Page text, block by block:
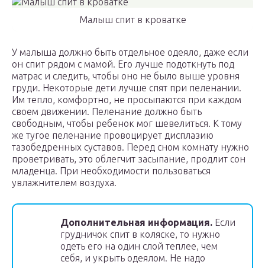
Малыш спит в кроватке
У малыша должно быть отдельное одеяло, даже если
он спит рядом с мамой. Его лучше подоткнуть под
матрас и следить, чтобы оно не было выше уровня
груди. Некоторые дети лучше спят при пеленании.
Им тепло, комфортно, не просыпаются при каждом
своем движении. Пеленание должно быть
свободным, чтобы ребенок мог шевелиться. К тому
же тугое пеленание провоцирует дисплазию
тазобедренных суставов. Перед сном комнату нужно
проветривать, это облегчит засыпание, продлит сон
младенца. При необходимости пользоваться
увлажнителем воздуха.
Дополнительная информация. Если
грудничок спит в коляске, то нужно
одеть его на один слой теплее, чем
себя, и укрыть одеялом. Не надо